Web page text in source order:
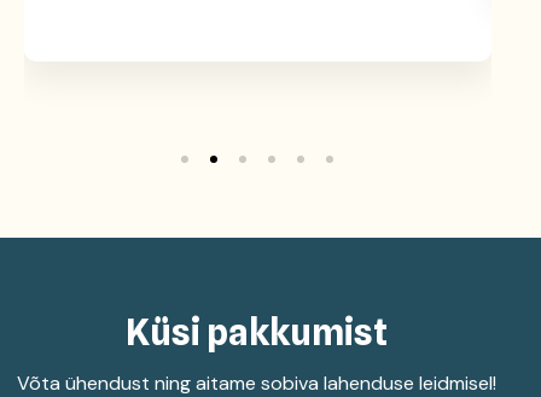
Küsi pakkumist
Võta ühendust ning aitame sobiva lahenduse leidmisel!